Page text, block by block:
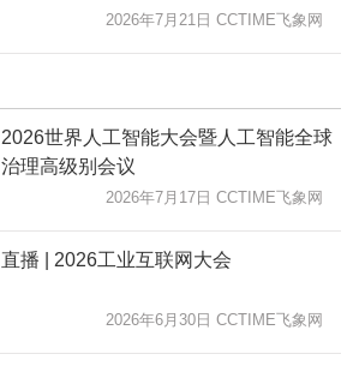
2026年7月21日 CCTIME飞象网
2026世界人工智能大会暨人工智能全球
治理高级别会议
2026年7月17日 CCTIME飞象网
直播 | 2026工业互联网大会
2026年6月30日 CCTIME飞象网